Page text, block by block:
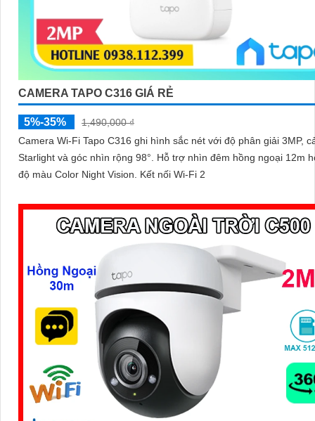
CAMERA TAPO C316 GIÁ RẺ
5%-35%
1,490,000 ₫
Camera Wi-Fi Tapo C316 ghi hình sắc nét với độ phân giải 3MP,
Starlight và góc nhìn rộng 98°. Hỗ trợ nhìn đêm hồng ngoại 12m hoặc chế
độ màu Color Night Vision. Kết nối Wi-Fi 2